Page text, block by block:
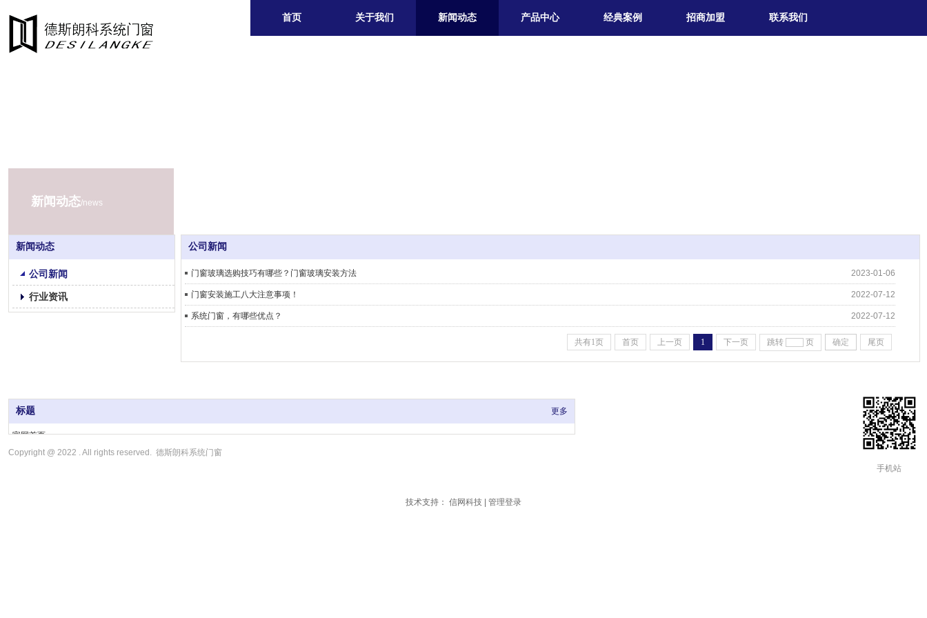
首页 关于我们 新闻动态 产品中心 经典案例 招商加盟 联系我们
新闻动态/news
新闻动态
公司新闻
行业资讯
公司新闻
门窗玻璃选购技巧有哪些？门窗玻璃安装方法 2023-01-06
门窗安装施工八大注意事项！ 2022-07-12
系统门窗，有哪些优点？ 2022-07-12
共有1页 首页 上一页 1 下一页 跳转 页 确定 尾页
标题 更多
官网首页
关于我们
Copyright @ 2022 . All rights reserved. 德斯朗科系统门窗
手机站
技术支持： 信网科技 管理登录